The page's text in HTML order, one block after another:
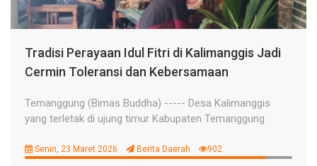
Tradisi Perayaan Idul Fitri di Kalimanggis Jadi
Cermin Toleransi dan Kebersamaan
Temanggung (Bimas Buddha) ----- Desa Kalimanggis
yang terletak di ujung timur Kabupaten Temanggung
Senin, 23 Maret 2026 Berita Daerah 902